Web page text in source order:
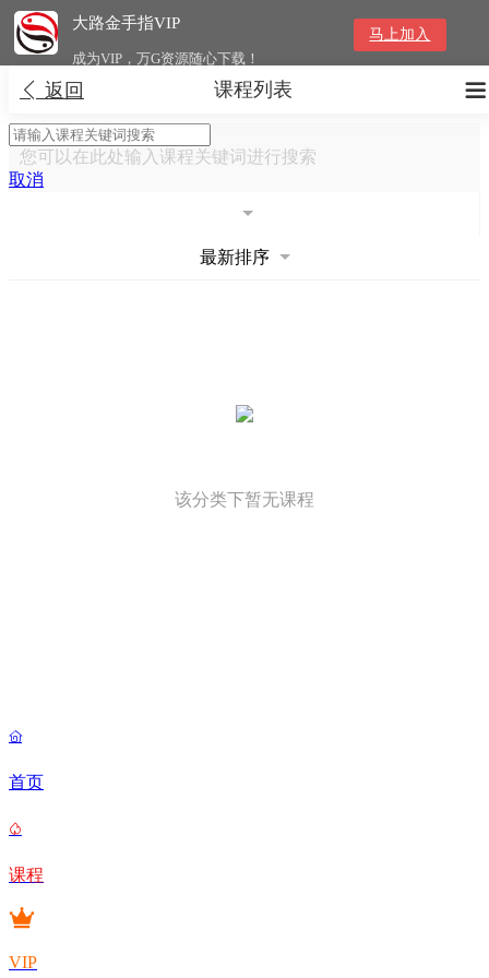
大路金手指VIP
成为VIP，万G资源随心下载！
马上加入
 返回 
课程列表
您可以在此处输入课程关键词进行搜索
取消
最新排序
该分类下暂无课程

首页

课程
VIP